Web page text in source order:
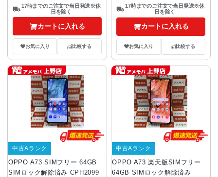
17時までのご注文で当日発送※休
日を除く
カートに入れる
お気に入り 比較する
17時までのご注文で当日発送※休
日を除く
カートに入れる
お気に入り 比較する
OPPO A73 SIMフリー 64GB
SIMロック解除済み CPH2099
中古Aランク
OPPO A73 楽天版SIMフリー
64GB SIMロック解除済み
中古Aランク